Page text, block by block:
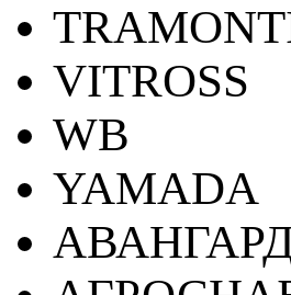
VITROSS
WB
YAMADA